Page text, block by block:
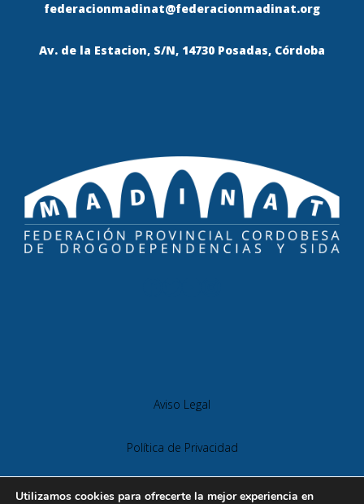
federacionmadinat@federacionmadinat.org
Av. de la Estacion, S/N, 14730 Posadas, Córdoba
Aviso Legal
Política de Privacidad
Política de Cookies
Utilizamos cookies para ofrecerte la mejor experiencia en